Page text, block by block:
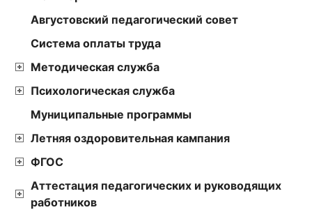
Августовский педагогический совет
Cистема оплаты труда
Методическая служба
Психологическая служба
Муниципальные программы
Летняя оздоровительная кампания
ФГОС
Аттестация педагогических и руководящих
работников